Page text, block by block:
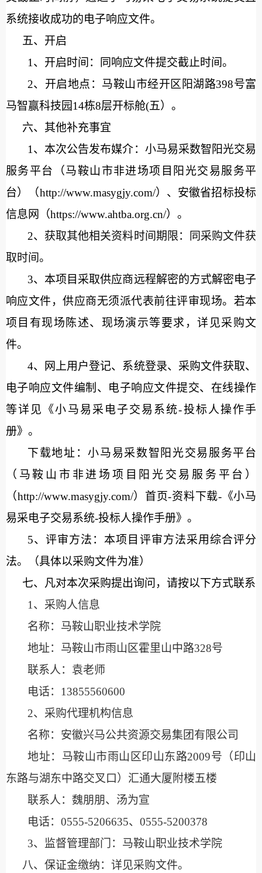
系统接收成功的电子响应文件。
五、开启
1、开启时间：同响应文件提交截止时间。
2、开启地点： 马鞍山市经开区阳湖路398号富
马智赢科技园14栋8层开标舱(五） 。
六、其他补充事宜
1、本次公告发布媒介：小马易采数智阳光交易
服务平台（马鞍山市非进场项目阳光交易服务平
台）（http://www.masygjy.com/）、安徽省招标投标
信息网（https://www.ahtba.org.cn/）。
2、 获取其他相关资料时间期限： 同采购文件获
取时间。
3、本项目采取供应商远程解密的方式解密电子
响应文件，供应商无须派代表前往评审现场。若本
项目有现场陈述、现场演示等要求，详见采购文
件。
4、网上用户登记、系统登录、采购文件获取、
电子响应文件编制、电子响应文件提交、在线操作
等详见《小马易采电子交易系统-投标人操作手
册》。
下载地址：小马易采数智阳光交易服务平台
（马鞍山市非进场项目阳光交易服务平台）
（http://www.masygjy.com/）首页-资料下载-《小马
易采电子交易系统-投标人操作手册》。
5、评审方法：本项目评审方法采用综合评分
法。（具体以采购文件为准）
七、凡对本次采购提出询问，请按以下方式联系
1、采购人信息
名称： 马鞍山职业技术学院
地址：马鞍山市雨山区霍里山中路328号
联系人： 袁老师
电话： 13855560600
2、采购代理机构信息
名称： 安徽兴马公共资源交易集团有限公司
地址：马鞍山市雨山区印山东路2009号（印山
东路与湖东中路交叉口）汇通大厦附楼五楼
联系人： 魏朋朋、 汤为宣
电话： 0555-5206635、 0555-5200378
3、 监督管理部门
：马鞍山职业技术学院
八、保证金缴纳： 详见采购文件。